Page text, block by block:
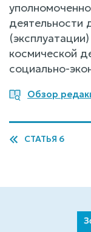
деятельности
космической
социально-
Обзор
СТАТЬЯ 6